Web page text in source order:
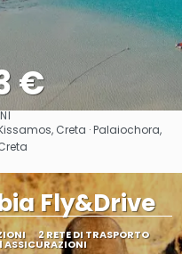
€
VedereCreta · Palaiochora,
Fly&Drive
2 RETE DI TRASPORTO
ASSICURAZIONI